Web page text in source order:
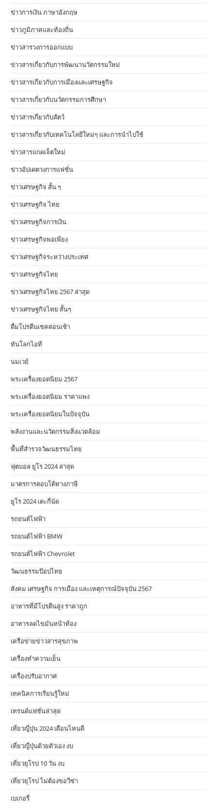
ข่าวการเงิน ภาษาอังกฤษ
ข่าวภูมิภาคและท้องถิ่น
ข่าวสารวงการออกแบบ
ข่าวสารเกี่ยวกับการพัฒนานวัตกรรมใหม่
ข่าวสารเกี่ยวกับการเมืองและเศรษฐกิจ
ข่าวสารเกี่ยวกับนวัตกรรมการศึกษา
ข่าวสารเกี่ยวกับสัตว์
ข่าวสารเกี่ยวกับเทคโนโลยีใหม่ๆ และการนำไปใช้
ข่าวสารแกดเจ็ตใหม่
ข่าวอัปเดตวงการแฟชั่น
ข่าวเศรษฐกิจ สั้น ๆ
ข่าวเศรษฐกิจ ไทย
ข่าวเศรษฐกิจการเงิน
ข่าวเศรษฐกิจพอเพียง
ข่าวเศรษฐกิจระหว่างประเทศ
ข่าวเศรษฐกิจไทย
ข่าวเศรษฐกิจไทย 2567 ล่าสุด
ข่าวเศรษฐกิจไทย สั้นๆ
ดื่มโปรตีนเชคตอนเช้า
ทันโลกไอที
นมเวย์
พระเครื่องยอดนิยม 2567
พระเครื่องยอดนิยม ราคาแพง
พระเครื่องยอดนิยมในปัจจุบัน
พลังงานและนวัตกรรมสิ่งแวดล้อม
พื้นที่สำรวจวัฒนธรรมไทย
ฟุตบอล ยูโร 2024 ล่าสุด
มาตรการตอบโต้ทางภาษี
ยูโร 2024 เตะกี่นัด
รถยนต์ไฟฟ้า
รถยนต์ไฟฟ้า BMW
รถยนต์ไฟฟ้า Chevrolet
วัฒนธรรมป๊อปไทย
สังคม เศรษฐกิจ การเมือง และเหตุการณ์ปัจจุบัน 2567
อาหารที่มีโปรตีนสูง ราคาถูก
อาหารลดไขมันหน้าท้อง
เครือข่ายข่าวสารสุขภาพ
เครื่องทำความเย็น
เครื่องปรับอากาศ
เทคนิคการเรียนรู้ใหม่
เทรนด์แฟชั่นล่าสุด
เที่ยวญี่ปุ่น 2024 เดือนไหนดี
เที่ยวญี่ปุ่นด้วยตัวเอง งบ
เที่ยวยุโรป 10 วัน งบ
เที่ยวยุโรป ไม่ต้องขอวีซ่า
เบเกอรี่